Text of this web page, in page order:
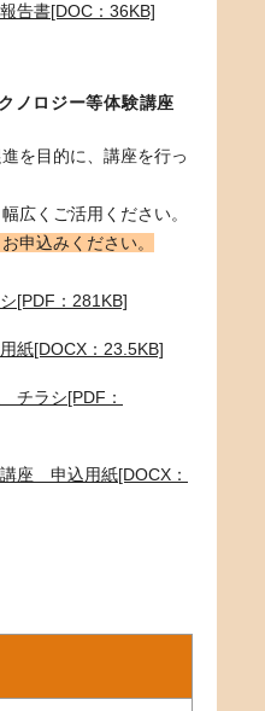
告書[DOC：36KB]
ノロジー等体験講座
を目的に、講座を行っ
広くご活用ください。
申込みください。
[PDF：281KB]
紙[DOCX：23.5KB]
チラシ[PDF：
座 申込用紙[DOCX：